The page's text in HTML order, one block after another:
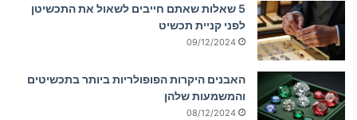
5 שאלות שאתם חייבים לשאול את התכשיטן
לפני קניית תכשיט
09/12/2024
האבנים היקרות הפופולריות ביותר בתכשיטים
והמשמעות שלהן
08/12/2024